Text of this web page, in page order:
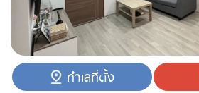
ทำเลที่ตั้ง